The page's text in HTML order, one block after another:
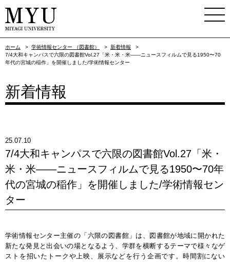
ホーム > 学術情報センター （図書館） > 新着情報
>
7/4大和キャンパスで六限の図書館Vol.27「米・米・米——ニュースフィルムで見る1950〜70
年代の宮城の稲作」を開催しました/学術情報センター
新着情報
25.07.10
7/4大和キャンパスで六限の図書館Vol.27「米・
米・米——ニュースフィルムで見る1950〜70年
代の宮城の稲作」を開催しました/学術情報セン
ター
学術情報センター主催の「六限の図書館」は、図書館が地域に開かれた
新たな発見と出会いの場となるよう、学群を横断するテーマで様々なゲ
ストを招いたトークや上映、展示などを行う企画です。時間割にない